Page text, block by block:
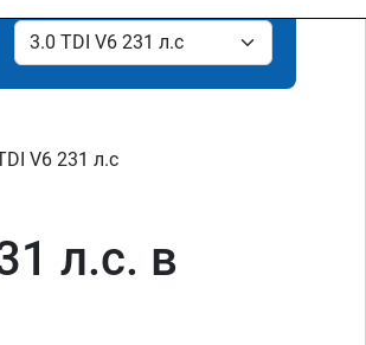
V6 231 л.с
л.с. в